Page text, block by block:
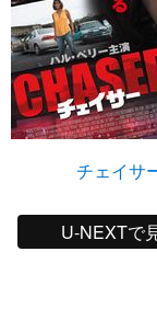
チェイサ
U-NEXTで